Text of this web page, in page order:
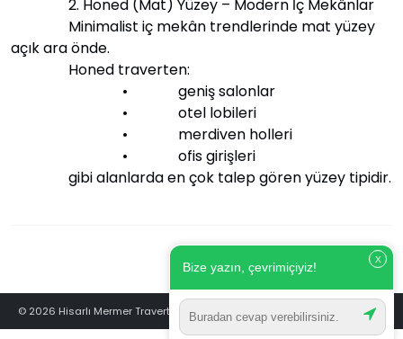
2. Honed (Mat) Yüzey – Modern İç Mekânlar
Minimalist iç mekân trendlerinde mat yüzey
açık ara önde.
Honed traverten:
• geniş salonlar
• otel lobileri
• merdiven holleri
• ofis girişleri
gibi alanlarda en çok talep gören yüzey tipidir.
© 2026 Hisarlı Mermer Traverten - Türkiye’nin Traverten Markası
X
Bize yazın, çevrimiçiyiz!